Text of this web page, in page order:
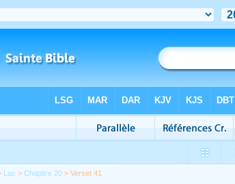
Luc >Chapitre 20 > Verset 41